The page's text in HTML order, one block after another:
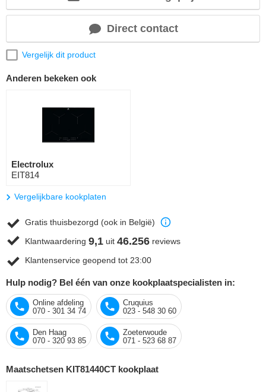
Direct contact
Vergelijk dit product
Anderen bekeken ook
Electrolux
EIT814
Vergelijkbare kookplaten
Gratis thuisbezorgd (ook in België)
Klantwaardering 9,1 uit 46.256 reviews
Klantenservice geopend tot 23:00
Hulp nodig? Bel één van onze kookplaatspecialisten in:
Online afdeling
070 - 301 34 74
Cruquius
023 - 548 30 60
Den Haag
070 - 320 93 85
Zoeterwoude
071 - 523 68 87
Maatschetsen KIT81440CT kookplaat